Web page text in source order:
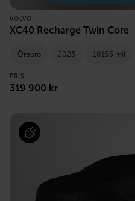
VOLVO
XC40 Recharge Twin Core
Örebro 2023 10193 mil
PRIS
319 900 kr